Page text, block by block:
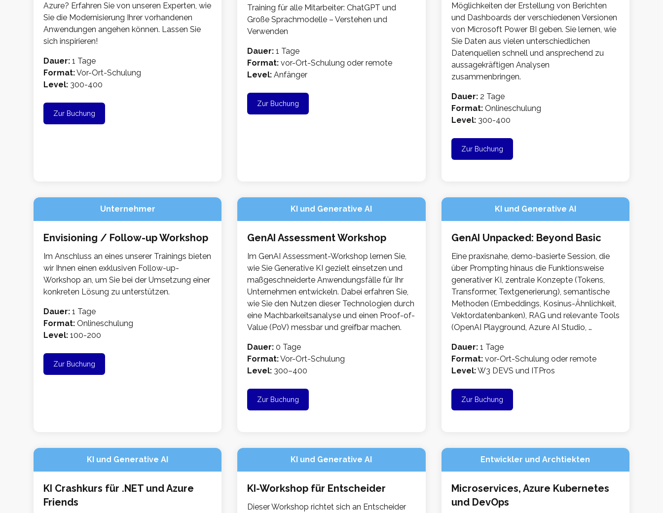
Azure? Erfahren Sie von unseren Experten, wie
Sie die Modernisierung Ihrer vorhandenen
Anwendungen angehen können. Lassen Sie
sich inspirieren!
Dauer: 1 Tage
Format:Vor-Ort-Schulung
Level: 300-400
Zur Buchung
Training für alle Mitarbeiter: ChatGPT und
Große Sprachmodelle – Verstehen und
Verwenden
Dauer: 1 Tage
Format: vor-Ort-Schulung oder remote
Level: Anfänger
Zur Buchung
Möglichkeiten der Erstellung von Berichten
und Dashboards der verschiedenen Versionen
von Microsoft Power BI geben. Sie lernen, wie
Sie Daten aus vielen unterschiedlichen
Datenquellen schnell und ansprechend zu
aussagekräftigen Analysen
zusammenbringen.
Dauer:2 Tage
Format:Onlineschulung
Level:300-400
Zur Buchung
Unternehmer
Envisioning / Follow-up Workshop
Im Anschluss an eines unserer Trainings bieten
wir Ihnen einen exklusiven Follow-up-
Workshop an, um Sie bei der Umsetzung einer
konkreten Lösung zu unterstützen.
Dauer: 1 Tage
Format: Onlineschulung
Level: 100-200
Zur Buchung
KI und Generative AI
GenAI Assessment Workshop
Im GenAI Assessment-Workshop lernen Sie,
wie Sie Generative KI gezielt einsetzen und
maßgeschneiderte Anwendungsfälle für Ihr
Unternehmen entwickeln. Dabei erfahren Sie,
wie Sie den Nutzen dieser Technologien durch
eine Machbarkeitsanalyse und einen Proof-of-
Value (PoV) messbar und greifbar machen.
Dauer: 0 Tage
Format:Vor-Ort-Schulung
Level: 300–400
Zur Buchung
KI und Generative AI
GenAI Unpacked: Beyond Basic
Eine praxisnahe, demo-basierte Session, die
über Prompting hinaus die Funktionsweise
generativer KI, zentrale Konzepte (Tokens,
Transformer, Textgenerierung), semantische
Methoden (Embeddings, Kosinus-Ähnlichkeit,
Vektordatenbanken), RAG und relevante Tools
(OpenAI Playground, Azure AI Studio, …
Dauer:1 Tage
Format:vor-Ort-Schulung oder remote
Level:W3 DEVS und ITPros
Zur Buchung
KI und Generative AI
KI Crashkurs für .NET und Azure
Friends
KI und Generative AI
KI-Workshop für Entscheider
Dieser Workshop richtet sich an Entscheider
Entwickler und Archtiekten
Microservices, Azure Kubernetes
und DevOps